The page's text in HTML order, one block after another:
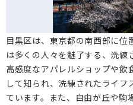
大橋(6) 上
五本木(3)
中目黒(2)
下目黒(29)
中町(1)
目黒区は、東京都の南西部に
は多くの人々を魅了する、洗練
高感度なアパレルショップや飲
して知られ、洗練されたライ
ています。また、自由が丘や駒